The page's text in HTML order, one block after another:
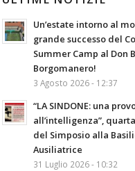
Un’estate intorno al
grande successo del
Summer Camp al Don
Borgomanero!
3 Agosto 2026 - 12:37
“LA SINDONE: una
all’intelligenza”,
del Simposio alla
Ausiliatrice
31 Luglio 2026 - 10:32